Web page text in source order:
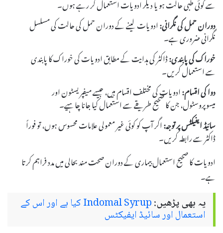
دوران حمل کی نگرانی:ادویات لینے کے دوران حمل کی حالت کی مسلسل
نگرانی ضروری ہے۔
خوراک کی پابندی:ڈاکٹر کی ہدایت کے مطابق ادویات کی خوراک کا پابندی
سے استعمال کریں۔
دوا کی اقسام:ادویات کی مختلف اقسام ہیں، جیسے میفپریسٹون اور
میسوپروسٹول، جن کا صحیح طریقے سے استعمال کیا جانا چاہیے۔
سائیڈ ایفیکٹس پر توجہ:اگر آپ کو کوئی غیر معمولی علامات محسوس ہوں، تو فوراً
ڈاکٹر سے رابطہ کریں۔
ادویات کا صحیح استعمال بیماری کے دوران صحت مند بحالی میں مدد فراہم کرتا
ہے۔
یہ بھی پڑھیں: Indomal Syrup کیا ہے اور اس کے
استعمال اور سائیڈ ایفیکٹس